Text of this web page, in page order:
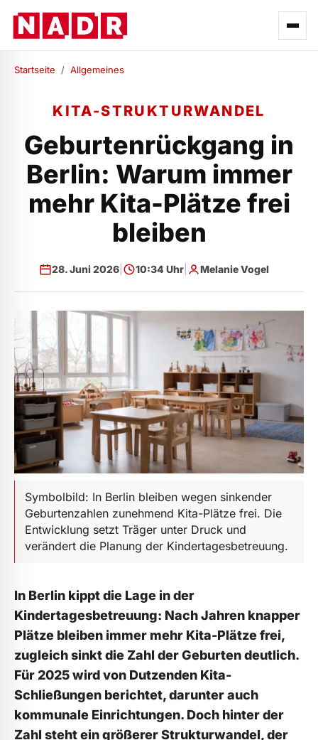
Startseite / Allgemeines
KITA-STRUKTURWANDEL
Geburtenrückgang in
Berlin: Warum immer
mehr Kita-Plätze frei
bleiben
28. Juni 2026| 10:34 Uhr| Melanie Vogel
Symbolbild: In Berlin bleiben wegen sinkender
Geburtenzahlen zunehmend Kita-Plätze frei. Die
Entwicklung setzt Träger unter Druck und
verändert die Planung der Kindertagesbetreuung.
In Berlin kippt die Lage in der
Kindertagesbetreuung: Nach Jahren knapper
Plätze bleiben immer mehr Kita-Plätze frei,
zugleich sinkt die Zahl der Geburten deutlich.
Für 2025 wird von Dutzenden Kita-
Schließungen berichtet, darunter auch
kommunale Einrichtungen. Doch hinter der
Zahl steht ein größerer Strukturwandel, der